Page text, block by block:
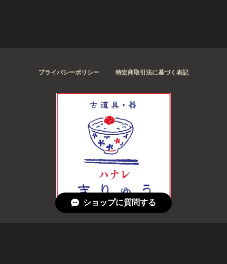
プライバシーポリシー 特定商取引法に基づく表記
ショップに質問する